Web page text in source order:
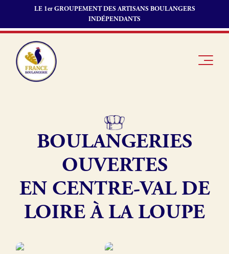
LE 1er GROUPEMENT DES ARTISANS BOULANGERS
INDÉPENDANTS
Je suis
Je découvre
Boulangerie
Pourquoi
adhérer à
Offres
Fonds de
Actualités
Je suis
BOULANGERIES
OUVERTES
EN CENTRE-VAL DE
LOIRE À LA LOUPE